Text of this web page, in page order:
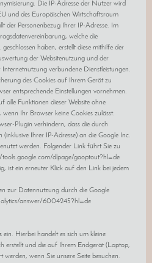
Die IP-Adresse der Nutzer wird
und des Europäischen Wirtschaftsraum
der Personenbezug Ihrer IP-Adresse. Im
welche die
haben, erstellt diese mithilfe der
der Websitenutzung und der
verbundene Dienstleistungen.
des Cookies auf Ihrem Gerät zu
entsprechende Einstellungen vornehmen.
alle Funktionen dieser Website ohne
Ihr Browser keine Cookies zulässt.
Plugin verhindern, dass die durch
Ihrer IP-Adresse) an die Google Inc.
werden. Folgender Link führt Sie zu
dlpage/gaoptout?hl=de
ist ein erneuter Klick auf den Link bei jedem
zur Datennutzung durch die Google
answer/6004245?hl=de
ein. Hierbei handelt es sich um kleine
erstellt und die auf Ihrem Endgerät (Laptop,
werden, wenn Sie unsere Seite besuchen.